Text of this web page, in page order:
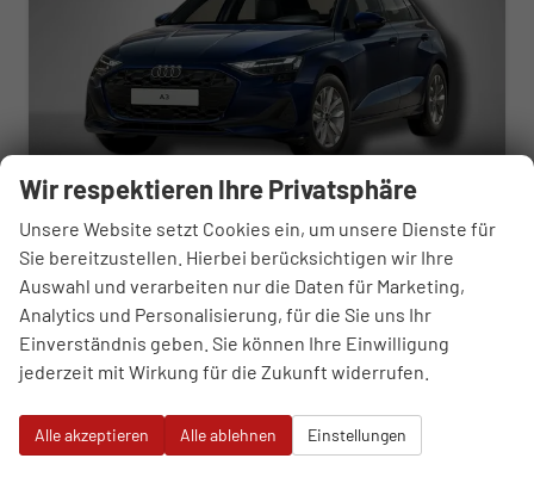
Audi A3 Sportback
1.5 TFSI S-tronic
unverbindliche Lieferzeit: 01.09.2026 Neuwagen
Navarrablau Metallic
Leistung 85 kW (116 PS) Kilometerstand 50 km
31.070,– €
Wir respektieren Ihre Privatsphäre
Unsere Website setzt Cookies ein, um unsere Dienste für
Sie bereitzustellen. Hierbei berücksichtigen wir Ihre
Auswahl und verarbeiten nur die Daten für Marketing,
Analytics und Personalisierung, für die Sie uns Ihr
Einverständnis geben. Sie können Ihre Einwilligung
jederzeit mit Wirkung für die Zukunft widerrufen.
Alle akzeptieren Alle ablehnen Einstellungen